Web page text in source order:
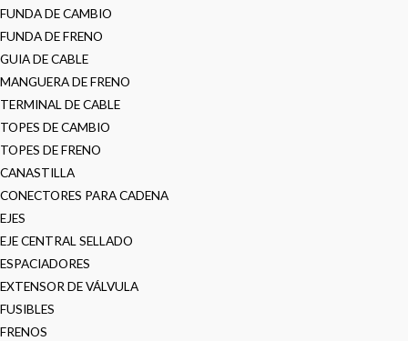
FUNDA DE CAMBIO
FUNDA DE FRENO
GUIA DE CABLE
MANGUERA DE FRENO
TERMINAL DE CABLE
TOPES DE CAMBIO
TOPES DE FRENO
CANASTILLA
CONECTORES PARA CADENA
EJES
EJE CENTRAL SELLADO
ESPACIADORES
EXTENSOR DE VÁLVULA
FUSIBLES
FRENOS